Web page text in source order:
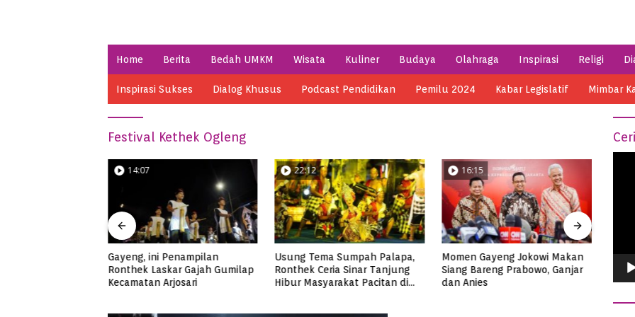
Home Berita Bedah UMKM Wisata Kuliner Budaya Olahraga Inspirasi Religi
Inspirasi Sukses Dialog Khusus Podcast Pendidikan Pemilu 2024 Kabar Legislatif Mimbar
Festival Kethek Ogleng
14:07
Gayeng, ini Penampilan
Ronthek Laskar Gajah Gumilap
Kecamatan Arjosari
22:12
Usung Tema Sumpah Palapa,
Ronthek Ceria Sinar Tanjung
Hibur Masyarakat Pacitan di
16:15
Momen Gayeng Jokowi Makan
Siang Bareng Prabowo, Ganjar
dan Anies